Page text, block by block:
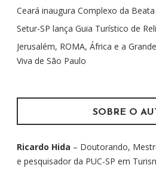
a
r
p
o
Ceará inaugura Complexo da
Setur-SP lança Guia Turístico de
Jerusalém, ROMA, África e a
Viva de São Paulo
SOBRE O
Ricardo Hida – Doutorando,
e pesquisador da PUC-SP em